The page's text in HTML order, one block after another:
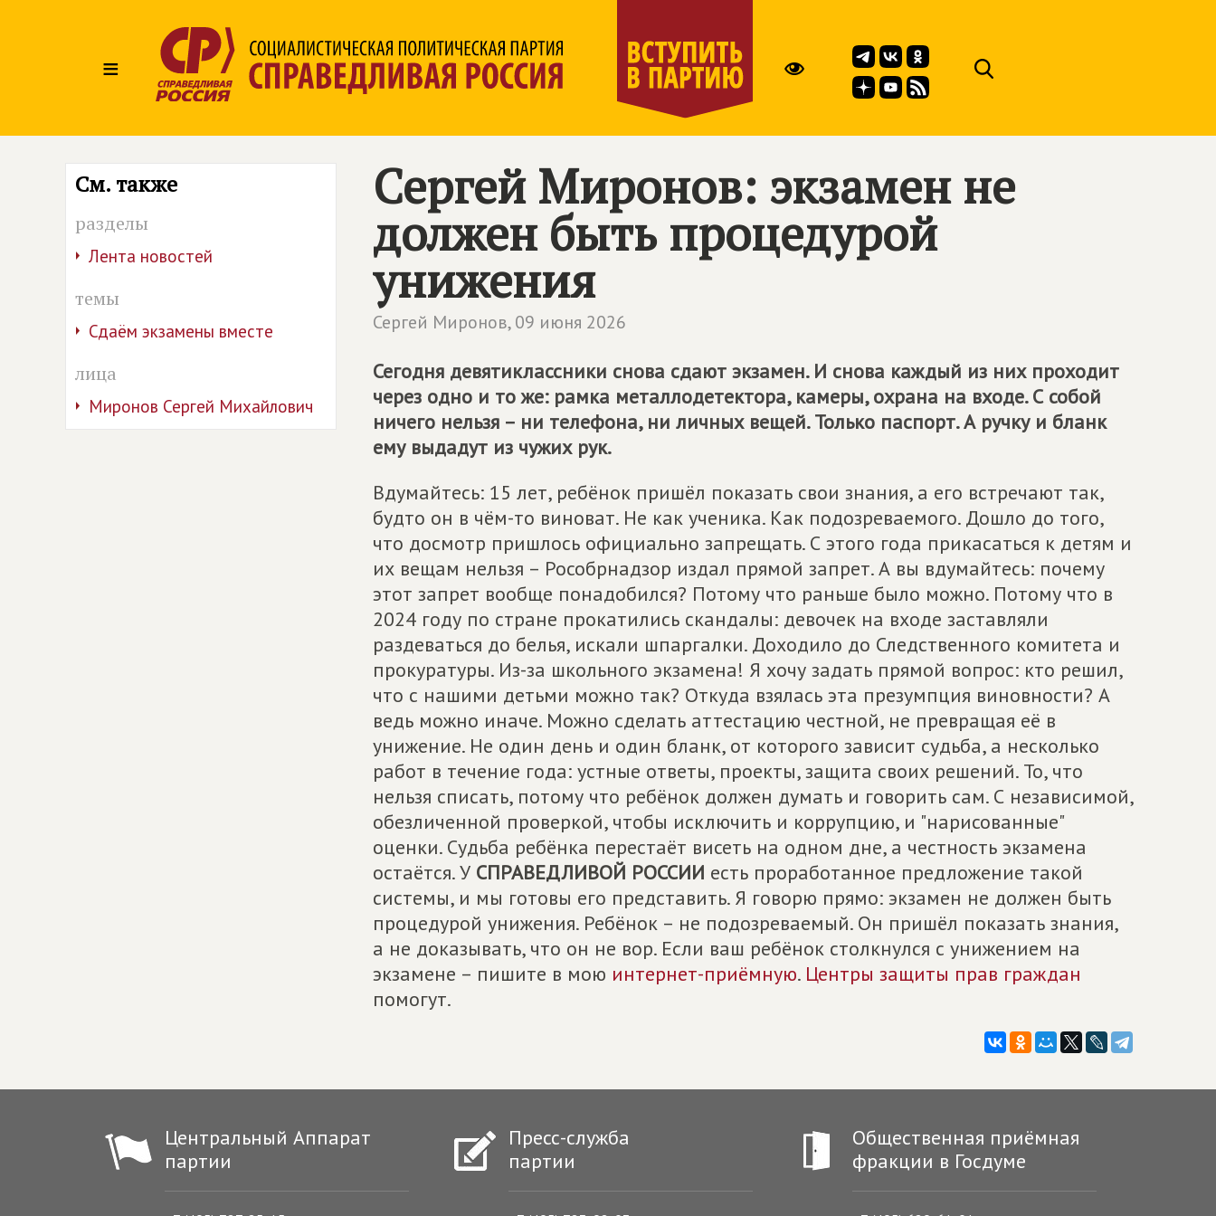
≡
См. также
разделы
Лента новостей
темы
Сдаём экзамены вместе
лица
Миронов Сергей Михайлович
Сергей Миронов: экзамен не
должен быть процедурой
унижения
Сергей Миронов,09 июня 2026
Сегодня девятиклассники снова сдают экзамен. И снова каждый из них проходит
через одно и то же: рамка металлодетектора, камеры, охрана на входе. С собой
ничего нельзя – ни телефона, ни личных вещей. Только паспорт. А ручку и бланк
ему выдадут из чужих рук.
Вдумайтесь: 15 лет, ребёнок пришёл показать свои знания, а его встречают так,
будто он в чём-то виноват. Не как ученика. Как подозреваемого. Дошло до того,
что досмотр пришлось официально запрещать. С этого года прикасаться к детям и
их вещам нельзя – Рособрнадзор издал прямой запрет. А вы вдумайтесь: почему
этот запрет вообще понадобился? Потому что раньше было можно. Потому что в
2024 году по стране прокатились скандалы: девочек на входе заставляли
раздеваться до белья, искали шпаргалки. Доходило до Следственного комитета и
прокуратуры. Из-за школьного экзамена! Я хочу задать прямой вопрос: кто решил,
что с нашими детьми можно так? Откуда взялась эта презумпция виновности? А
ведь можно иначе. Можно сделать аттестацию честной, не превращая её в
унижение. Не один день и один бланк, от которого зависит судьба, а несколько
работ в течение года: устные ответы, проекты, защита своих решений. То, что
нельзя списать, потому что ребёнок должен думать и говорить сам. С независимой,
обезличенной проверкой, чтобы исключить и коррупцию, и "нарисованные"
оценки. Судьба ребёнка перестаёт висеть на одном дне, а честность экзамена
остаётся. У СПРАВЕДЛИВОЙ РОССИИ есть проработанное предложение такой
системы, и мы готовы его представить. Я говорю прямо: экзамен не должен быть
процедурой унижения. Ребёнок – не подозреваемый. Он пришёл показать знания,
а не доказывать, что он не вор. Если ваш ребёнок столкнулся с унижением на
экзамене – пишите в мою интернет-приёмную. Центры защиты прав граждан
помогут.
Центральный Аппарат
партии
Пресс-служба
партии
Общественная приёмная
фракции в Госдуме